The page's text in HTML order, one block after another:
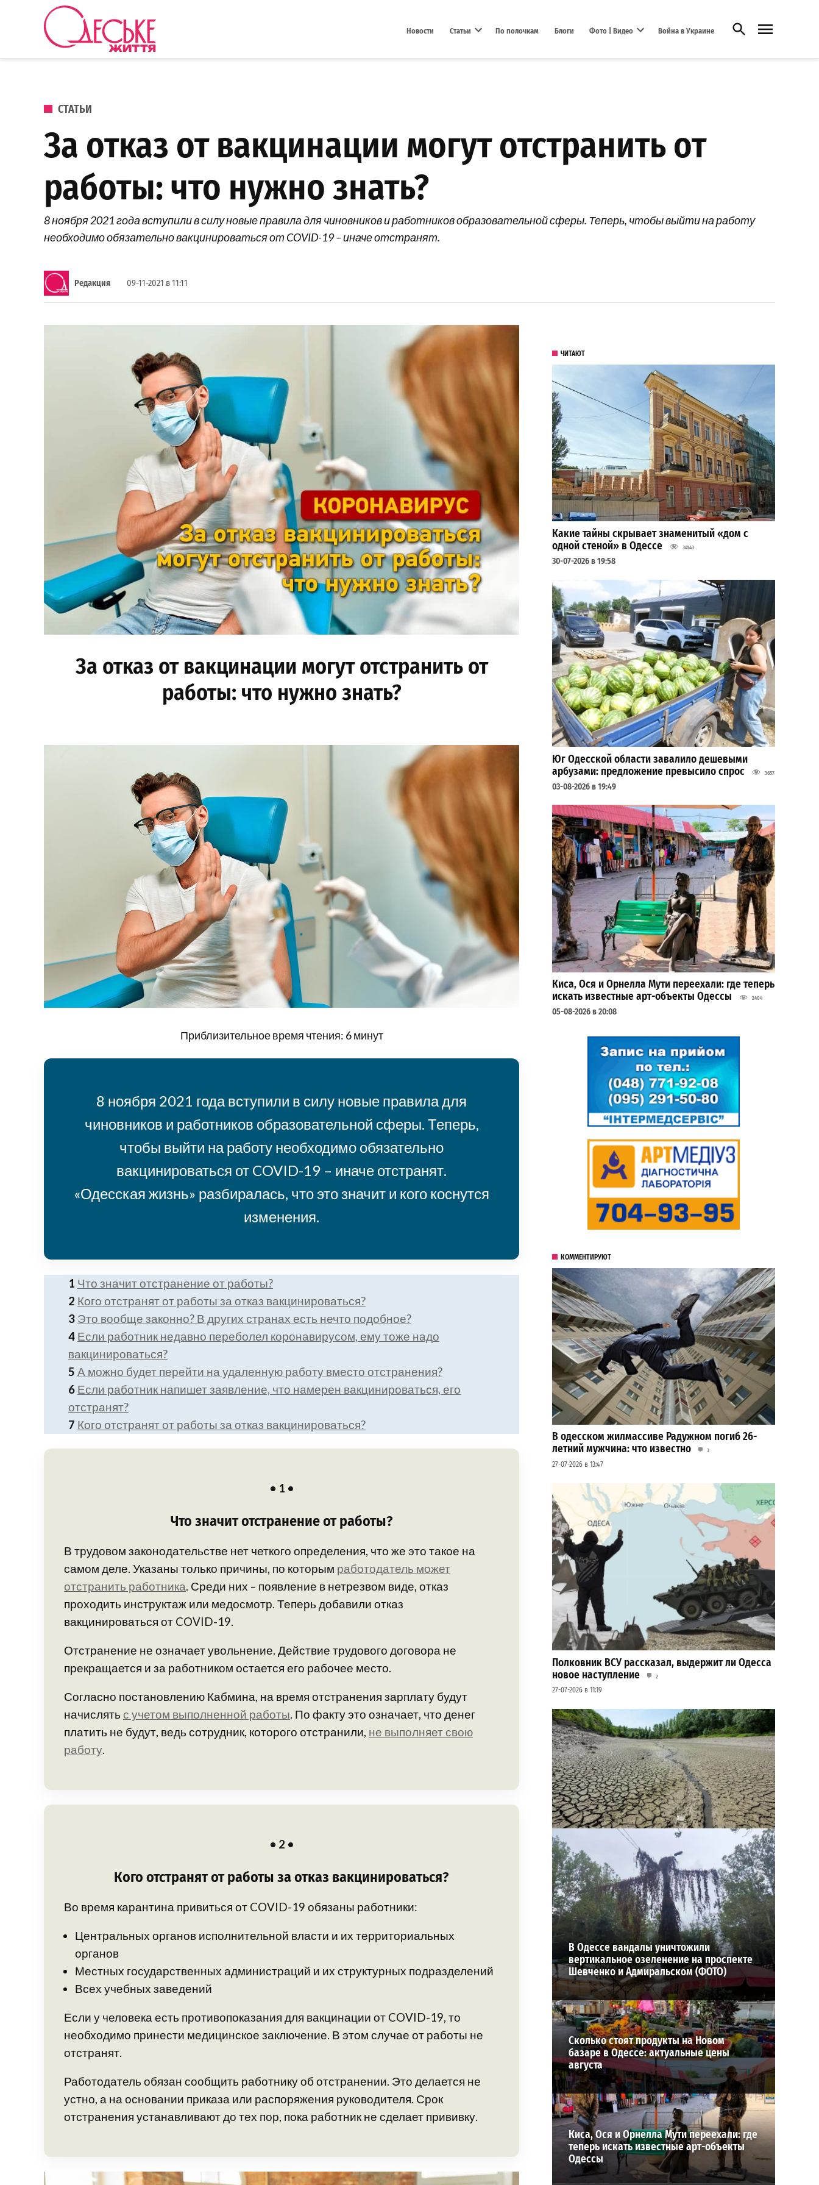
Перейти к содержанию
Новости Статьи По полочкам Блоги Фото | Видео Война в Украине Открыть поиск
ОПУБЛИКОВАНО В
СТАТЬИ
За отказ от вакцинации могут отстранить от
работы: что нужно знать?
8 ноября 2021 года вступили в силу новые правила для чиновников и работников образовательной сферы. Теперь, чтобы выйти на работу
необходимо обязательно вакцинироваться от COVID-19 – иначе отстранят.
Редакция 09-11-2021 в 11:11
За отказ от вакцинации могут отстранить от
работы: что нужно знать?
Приблизительное время чтения: 6минут
8 ноября 2021 года вступили в силу новые правила для
чиновников и работников образовательной сферы. Теперь,
чтобы выйти на работу необходимо обязательно
вакцинироваться от COVID-19 – иначе отстранят.
«Одесская жизнь» разбиралась, что это значит и кого коснутся
изменения.
1 Что значит отстранение от работы?
2 Кого отстранят от работы за отказ вакцинироваться?
3 Это вообще законно? В других странах есть нечто подобное?
4 Если работник недавно переболел коронавирусом, ему тоже надо
вакцинироваться?
5 А можно будет перейти на удаленную работу вместо отстранения?
6 Если работник напишет заявление, что намерен вакцинироваться, его
отстранят?
7 Кого отстранят от работы за отказ вакцинироваться?
• 1 •
Что значит отстранение от работы?
В трудовом законодательстве нет четкого определения, что же это такое на
самом деле. Указаны только причины, по которым работодатель может
отстранить работника. Среди них – появление в нетрезвом виде, отказ
проходить инструктаж или медосмотр. Теперь добавили отказ
вакцинироваться от COVID-19.
Отстранение не означает увольнение. Действие трудового договора не
прекращается и за работником остается его рабочее место.
Согласно постановлению Кабмина, на время отстранения зарплату будут
начислять с учетом выполненной работы. По факту это означает, что денег
платить не будут, ведь сотрудник, которого отстранили, не выполняет свою
работу.
• 2 •
Кого отстранят от работы за отказ вакцинироваться?
Во время карантина привиться от COVID-19 обязаны работники:
Центральных органов исполнительной власти и их территориальных
органов
Местных государственных администраций и их структурных подразделений
Всех учебных заведений
Если у человека есть противопоказания для вакцинации от COVID-19, то
необходимо принести медицинское заключение. В этом случае от работы не
отстранят.
Работодатель обязан сообщить работнику об отстранении. Это делается не
устно, а на основании приказа или распоряжения руководителя. Срок
отстранения устанавливают до тех пор, пока работник не сделает прививку.
ЧИТАЮТ
Какие тайны скрывает знаменитый «дом с
одной стеной» в Одессе
34143
30-07-2026 в 19:58
Юг Одесской области завалило дешевыми
арбузами: предложение превысило спрос
3657
03-08-2026 в 19:49
Киса, Ося и Орнелла Мути переехали: где теперь
искать известные арт-объекты Одессы
2404
05-08-2026 в 20:08
КОММЕНТИРУЮТ
В одесском жилмассиве Радужном погиб 26-
летний мужчина: что известно
3
27-07-2026 в 13:47
Полковник ВСУ рассказал, выдержит ли Одесса
новое наступление
2
27-07-2026 в 11:19
Днестр рекордно обмелел: одесситов просят
срочно экономить воду
2
29-07-2026 в 19:28
ВИБОР РЕДАКЦИИ
В Одессе вандалы уничтожили
вертикальное озеленение на проспекте
Шевченко и Адмиральском (ФОТО)
Сколько стоят продукты на Новом
базаре в Одессе: актуальные цены
августа
Киса, Ося и Орнелла Мути переехали: где
теперь искать известные арт-объекты
Одессы